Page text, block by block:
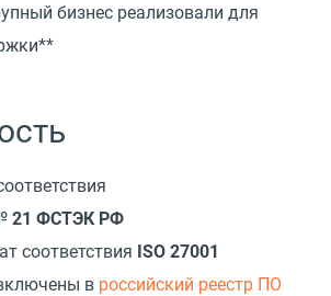
бизнес реализовали для
21 ФСТЭК РФ
соответствия ISO 27001
в российский реестр ПО